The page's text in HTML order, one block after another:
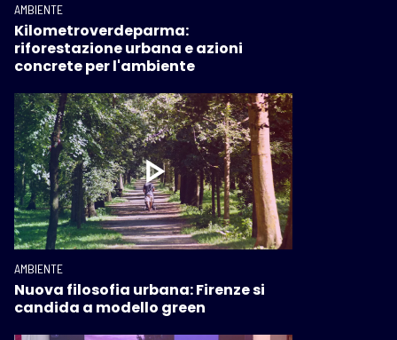
AMBIENTE
Kilometroverdeparma:
riforestazione urbana e azioni
concrete per l'ambiente
AMBIENTE
Nuova filosofia urbana: Firenze si
candida a modello green